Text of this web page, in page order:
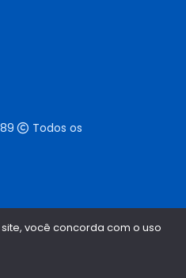
Todos os
você concorda com o uso